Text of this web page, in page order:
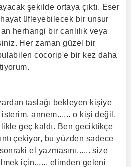
şekilde ortaya çıktı. Eser
üfleyebilecek bir unsur
herhangi bir canlılık veya
Her zaman güzel bir
cocorip'e bir kez daha
taslağı bekleyen kişiye
annem...... o kişi değil,
geç kaldı. Ben geciktikçe
çekiyor, bu yüzden sadece
el yazmasını...... size
için...... elimden geleni